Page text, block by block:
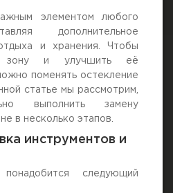
элементом любого
дополнительное
и хранения. Чтобы
зону и улучшить её
поменять остекление
статье мы рассмотрим,
выполнить замену
в несколько этапов.
инструментов и
следующий